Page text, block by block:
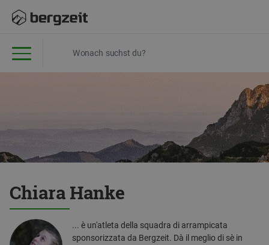
Chiara Hanke
... è un'atleta della squadra di arrampicata
sponsorizzata da Bergzeit. Dà il meglio di sè in